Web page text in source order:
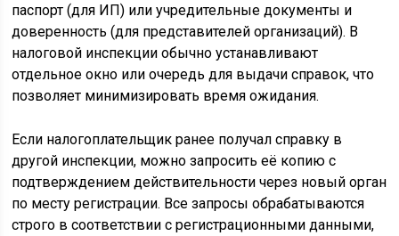
паспорт (для ИП) или учредительные документы и
доверенность (для представителей организаций). В
налоговой инспекции обычно устанавливают
отдельное окно или очередь для выдачи справок, что
позволяет минимизировать время ожидания.
Если налогоплательщик ранее получал справку в
другой инспекции, можно запросить её копию с
подтверждением действительности через новый орган
по месту регистрации. Все запросы обрабатываются
строго в соответствии с регистрационными данными,